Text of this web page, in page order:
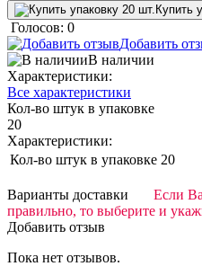
Купить
Голосов: 0
Добавить
В наличии
Характеристики:
Все характеристики
Кол-во штук в упаковке
20
Характеристики:
Кол-во штук в упаковке 20
Варианты доставки
Если
правильно, то выберите и
Добавить отзыв
Пока нет отзывов.